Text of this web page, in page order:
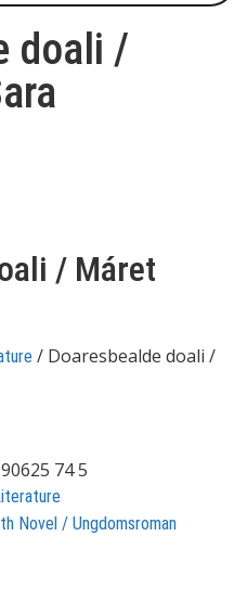
doali /
/ Máret
/ Doaresbealde doali /
74 5
Novel / Ungdomsroman